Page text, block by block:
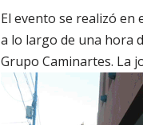
El evento se realizó en
a lo largo de una hora
Grupo Caminartes. La